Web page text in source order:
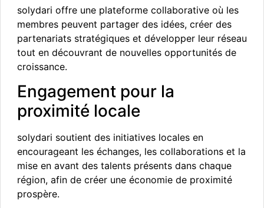
solydari offre une plateforme collaborative où les
membres peuvent partager des idées, créer des
partenariats stratégiques et développer leur réseau
tout en découvrant de nouvelles opportunités de
croissance.
Engagement pour la
proximité locale
solydari soutient des initiatives locales en
encourageant les échanges, les collaborations et la
mise en avant des talents présents dans chaque
région, afin de créer une économie de proximité
prospère.